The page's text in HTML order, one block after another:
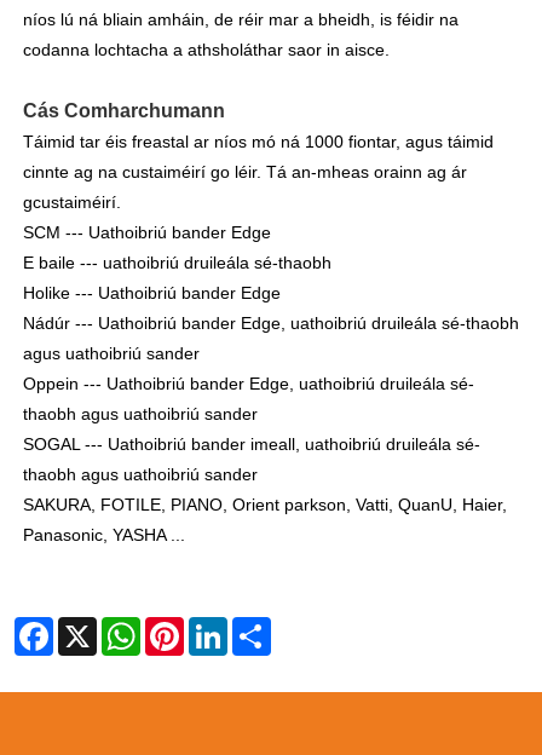
níos lú ná bliain amháin, de réir mar a bheidh, is féidir na
codanna lochtacha a athsholáthar saor in aisce.
Cás Comharchumann
Táimid tar éis freastal ar níos mó ná 1000 fiontar, agus táimid
cinnte ag na custaiméirí go léir. Tá an-mheas orainn ag ár
gcustaiméirí.
SCM --- Uathoibriú bander Edge
E baile --- uathoibriú druileála sé-thaobh
Holike --- Uathoibriú bander Edge
Nádúr --- Uathoibriú bander Edge, uathoibriú druileála sé-thaobh
agus uathoibriú sander
Oppein --- Uathoibriú bander Edge, uathoibriú druileála sé-
thaobh agus uathoibriú sander
SOGAL --- Uathoibriú bander imeall, uathoibriú druileála sé-
thaobh agus uathoibriú sander
SAKURA, FOTILE, PIANO, Orient parkson, Vatti, QuanU, Haier,
Panasonic, YASHA ...
Facebook
X WhatsAppPinterestLinkedIn